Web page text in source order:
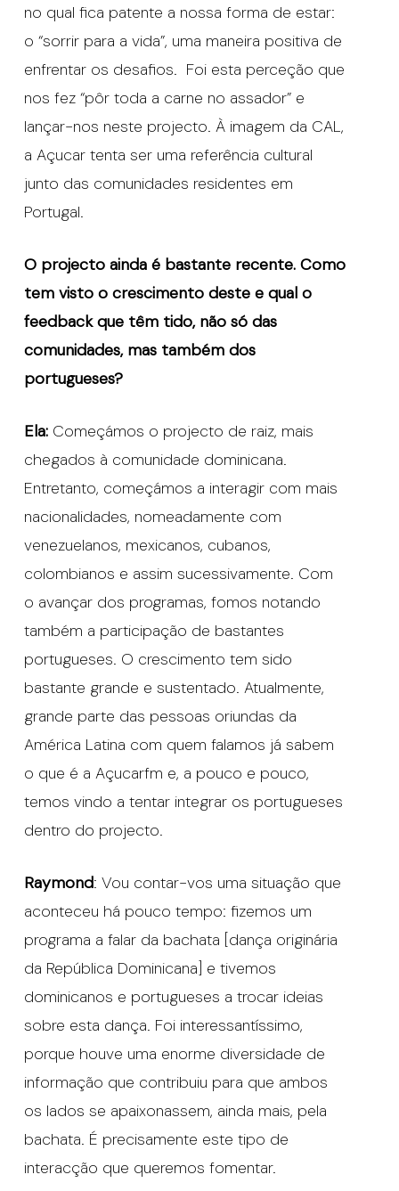
no qual fica patente a nossa forma de estar:
o “sorrir para a vida”, uma maneira positiva de
enfrentar os desafios. Foi esta perceção que
nos fez “pôr toda a carne no assador” e
lançar-nos neste projecto. À imagem da CAL,
a Açucar tenta ser uma referência cultural
junto das comunidades residentes em
Portugal.
O projecto ainda é bastante recente. Como
tem visto o crescimento deste e qual o
feedback que têm tido, não só das
comunidades, mas também dos
portugueses?
Ela: Começámos o projecto de raiz, mais
chegados à comunidade dominicana.
Entretanto, começámos a interagir com mais
nacionalidades, nomeadamente com
venezuelanos, mexicanos, cubanos,
colombianos e assim sucessivamente. Com
o avançar dos programas, fomos notando
também a participação de bastantes
portugueses. O crescimento tem sido
bastante grande e sustentado. Atualmente,
grande parte das pessoas oriundas da
América Latina com quem falamos já sabem
o que é a Açucarfm e, a pouco e pouco,
temos vindo a tentar integrar os portugueses
dentro do projecto.
Raymond: Vou contar-vos uma situação que
aconteceu há pouco tempo: fizemos um
programa a falar da bachata [dança originária
da República Dominicana] e tivemos
dominicanos e portugueses a trocar ideias
sobre esta dança. Foi interessantíssimo,
porque houve uma enorme diversidade de
informação que contribuiu para que ambos
os lados se apaixonassem, ainda mais, pela
bachata. É precisamente este tipo de
interacção que queremos fomentar.